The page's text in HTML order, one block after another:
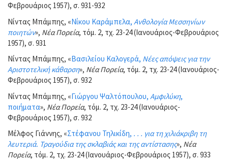
Φεβρουάριος 1957), σ. 931-932
Νίντας Μπάμπης, «Νίκου Καράμπελα, Ανθολογία Μεσσηνίων
ποιητών», Νέα Πορεία, τόμ. 2, τχ. 23-24 (Ιανουάριος-Φεβρουάριος
1957), σ. 931
Νίντας Μπάμπης, «Βασιλείου Καλογερά, Νέες απόψεις για την
Αριστοτελική κάθαρση», Νέα Πορεία, τόμ. 2, τχ. 23-24 (Ιανουάριος-
Φεβρουάριος 1957), σ. 932
Νίντας Μπάμπης, «Γιώργου Ψαλτόπουλου, Αμφιλύκη,
ποιήματα», Νέα Πορεία, τόμ. 2, τχ. 23-24 (Ιανουάριος-
Φεβρουάριος 1957), σ. 932
Μέλφος Γιάννης, «Στέφανου Τηλικίδη, . . . για τη χιλιάκριβη τη
λευτεριά. Τραγούδια της σκλαβιάς και της αντίστασης», Νέα
Πορεία, τόμ. 2, τχ. 23-24 (Ιανουάριος-Φεβρουάριος 1957), σ. 933